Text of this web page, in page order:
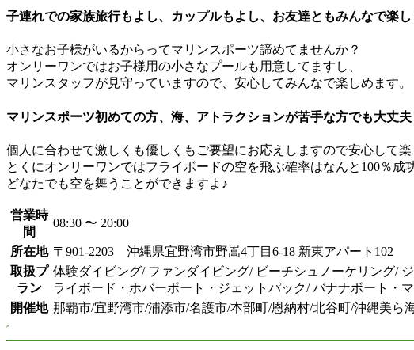
子連れでの家族旅行もよし、カップルもよし、お友達ともみんなで楽し
小さなお子様がいるからってマリンスポーツ諦めてませんか？
オンリーワンではお子様用の小さなプールも用意してますし、
マリンスタッフが見守っていますので、安心してみんなで楽しめます。
マリンスポーツ初めての方、海、アトラクションが苦手な方でも大丈夫
個人に合わせて激しくも優しくもご要望にお応えしますので安心して
とくにオンリーワンではフライボードの空を飛ぶ確率はなんと100％成
どなたでも空を舞うことができますよ♪
営業時
間
08:30 〜 20:00
所在地 〒901-2203 沖縄県宜野湾市野嵩4丁目6-18 新東アパート102
取扱プ
ラン
体験ダイビング/ ファンダイビング/ ビーチシュノーケリング/
ライボード・ホバーボート・ジェットパック/ バナナボート・
開催地 那覇市/宜野湾市/浦添市/名護市/本部町/恩納村/北谷町/沖縄美ら